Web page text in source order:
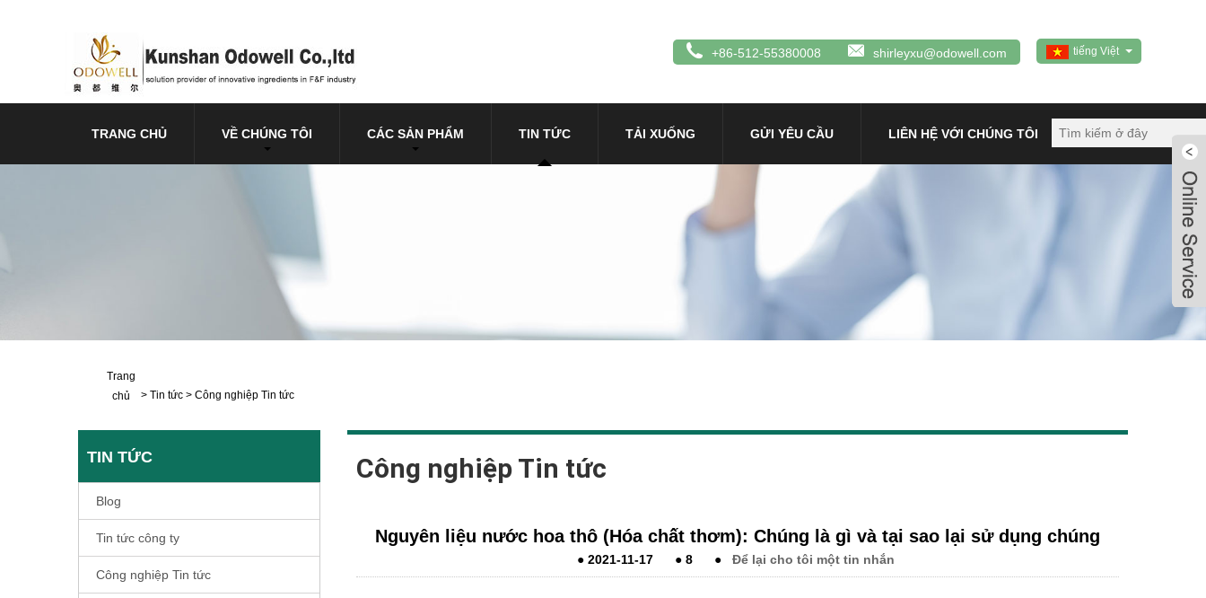
tiếng Việt
+86-512-55380008 shirleyxu@odowell.com
TRANG CHỦ VỀ CHÚNG TÔI CÁC SẢN PHẨM TIN TỨC TẢI XUỐNG GỬI YÊU CẦU LIÊN HỆ VỚI CHÚNG TÔI
Trang
chủ
> Tin tức > Công nghiệp Tin tức
TIN TỨC
Blog
Tin tức công ty
Công nghiệp Tin tức
Công nghiệp Tin tức
Nguyên liệu nước hoa thô (Hóa chất thơm): Chúng là gì và tại sao lại sử dụng chúng
● 2021-11-17 ● 8 ● Để lại cho tôi một tin nhắn